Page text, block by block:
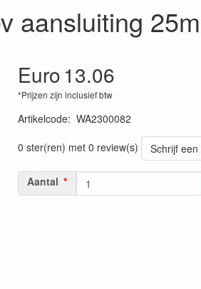
aansluiting
Euro13.06
*Prijzen zijn inclusief btw
Artikelcode: WA2300082
0 ster(ren) met 0 review(s)
Schrijf een
Aantal